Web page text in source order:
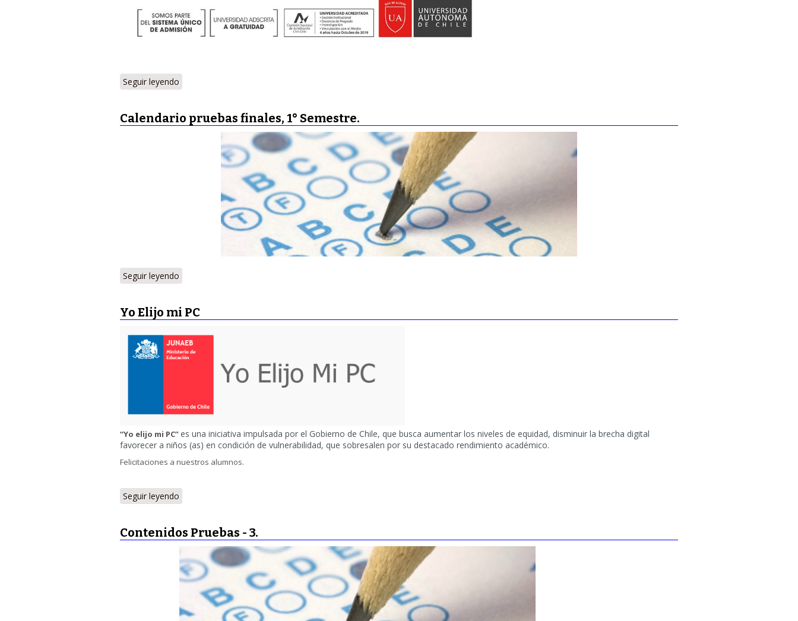
Seguir leyendo
Calendario pruebas finales, 1° Semestre.
Seguir leyendo
Yo Elijo mi PC
“Yo elijo mi PC”es una iniciativa impulsada por el Gobierno de Chile, que busca aumentar los niveles de equidad, disminuir la brecha digital
favorecer a niños (as) en condición de vulnerabilidad, que sobresalen por su destacado rendimiento académico.
Felicitaciones a nuestros alumnos.
Seguir leyendo
Contenidos Pruebas - 3.